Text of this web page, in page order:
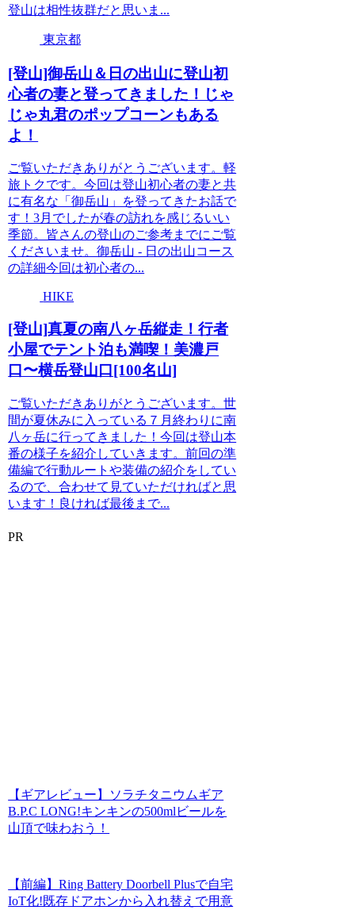
登山は相性抜群だと思いま...
東京都
[登山]御岳山＆日の出山に登山初
心者の妻と登ってきました！じゃ
じゃ丸君のポップコーンもある
よ！
ご覧いただきありがとうございます。軽
旅トクです。今回は登山初心者の妻と共
に有名な「御岳山」を登ってきたお話で
す！3月でしたが春の訪れを感じるいい
季節。皆さんの登山のご参考までにご覧
くださいませ。御岳山 - 日の出山コース
の詳細今回は初心者の...
HIKE
[登山]真夏の南八ヶ岳縦走！行者
小屋でテント泊も満喫！美濃戸
口〜横岳登山口[100名山]
ご覧いただきありがとうございます。世
間が夏休みに入っている７月終わりに南
八ヶ岳に行ってきました！今回は登山本
番の様子を紹介していきます。前回の準
備編で行動ルートや装備の紹介をしてい
るので、合わせて見ていただければと思
います！良ければ最後まで...
PR
【ギアレビュー】ソラチタニウムギア
B.P.C LONG!キンキンの500mlビールを
山頂で味わおう！
【前編】Ring Battery Doorbell Plusで自宅
IoT化!既存ドアホンから入れ替えで用意